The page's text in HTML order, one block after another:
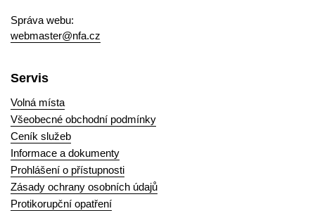
Správa webu:
webmaster@nfa.cz
Servis
Volná místa
Všeobecné obchodní podmínky
Ceník služeb
Informace a dokumenty
Prohlášení o přístupnosti
Zásady ochrany osobních údajů
Protikorupční opatření